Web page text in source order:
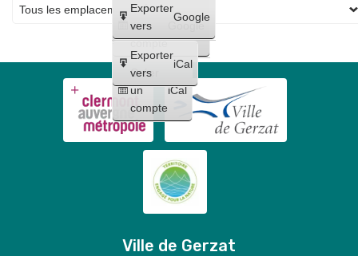
Créer
un
compte
Google
Créer
un
compte
iCal
Exporter
vers
Google
Exporter
vers
iCal
Ville de Gerzat